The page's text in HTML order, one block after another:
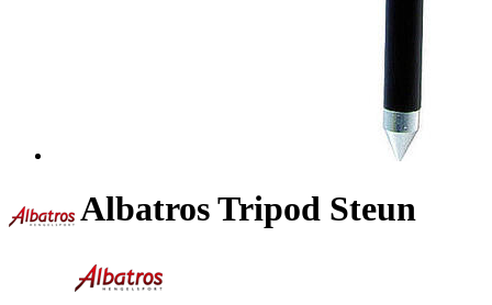
Albatros Tripod Steun